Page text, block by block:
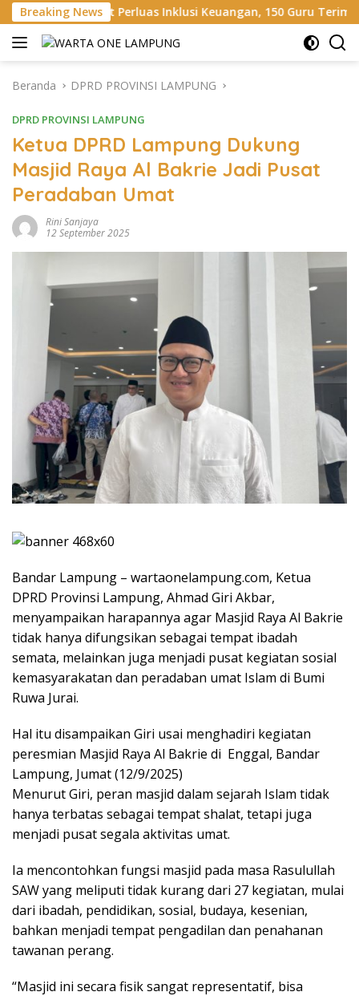
Langsung
ke
konten
Breaking News
Perluas Inklusi Keuangan, 150 Guru Terima Perlindungan
Beranda DPRD PROVINSI LAMPUNG
DPRD PROVINSI LAMPUNG
Ketua DPRD Lampung Dukung
Masjid Raya Al Bakrie Jadi Pusat
Peradaban Umat
Rini Sanjaya
12 September 2025
Bandar Lampung – wartaonelampung.com, Ketua
DPRD Provinsi Lampung, Ahmad Giri Akbar,
menyampaikan harapannya agar Masjid Raya Al Bakrie
tidak hanya difungsikan sebagai tempat ibadah
semata, melainkan juga menjadi pusat kegiatan sosial
kemasyarakatan dan peradaban umat Islam di Bumi
Ruwa Jurai.
Hal itu disampaikan Giri usai menghadiri kegiatan
peresmian Masjid Raya Al Bakrie di Enggal, Bandar
Lampung, Jumat (12/9/2025)
Menurut Giri, peran masjid dalam sejarah Islam tidak
hanya terbatas sebagai tempat shalat, tetapi juga
menjadi pusat segala aktivitas umat.
Ia mencontohkan fungsi masjid pada masa Rasulullah
SAW yang meliputi tidak kurang dari 27 kegiatan, mulai
dari ibadah, pendidikan, sosial, budaya, kesenian,
bahkan menjadi tempat pengadilan dan penahanan
tawanan perang.
“Masjid ini secara fisik sangat representatif, bisa